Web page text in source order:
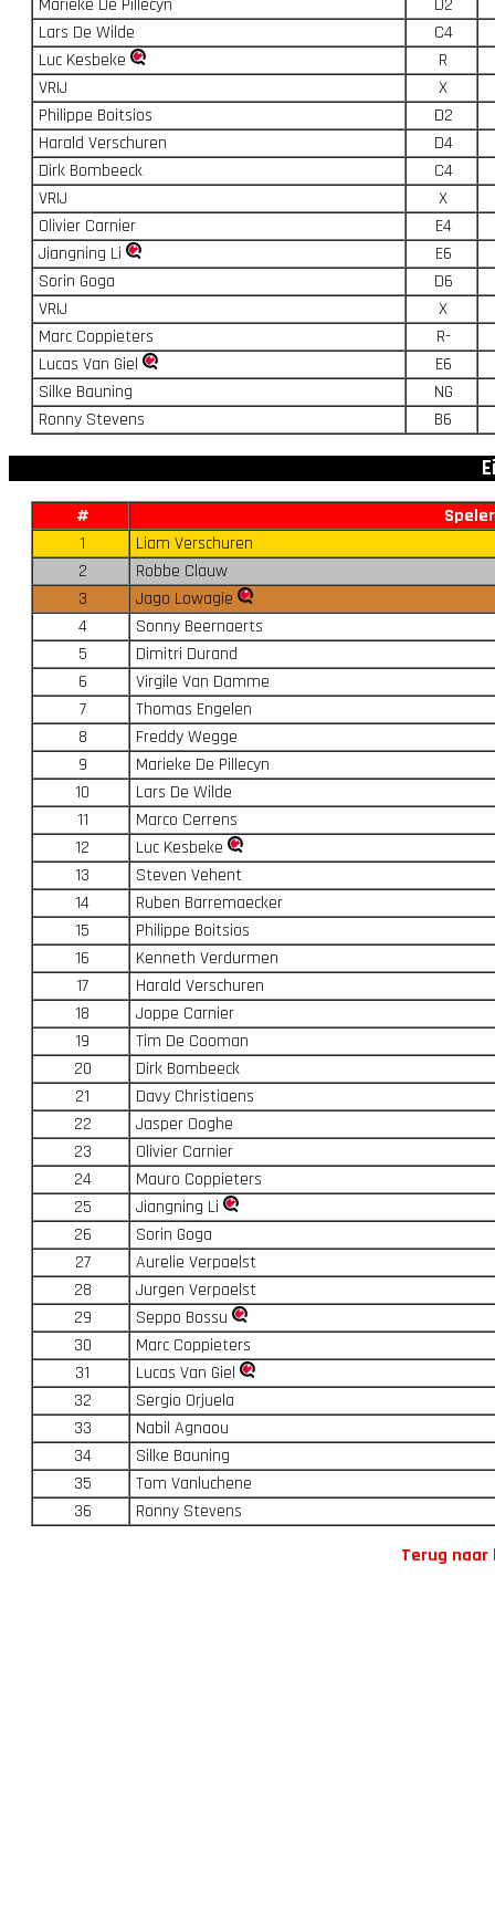
Marieke De Pillecyn
D2
Lars De Wilde
C4
Luc Kesbeke
R
VRIJ
X
Philippe Boitsios
D2
Harald Verschuren
D4
Dirk Bombeeck
C4
VRIJ
X
Olivier Carnier
E4
Jiangning Li
E6
Sorin Goga
D6
VRIJ
X
Marc Coppieters
R-
Lucas Van Giel
E6
Silke Bauning
NG
Ronny Stevens
B6
#
Speler
1
Liam Verschuren
2
Robbe Clauw
3
Jago Lowagie
4
Sonny Beernaerts
5
Dimitri Durand
6
Virgile Van Damme
7
Thomas Engelen
8
Freddy Wegge
9
Marieke De Pillecyn
10
Lars De Wilde
11
Marco Cerrens
12
Luc Kesbeke
13
Steven Vehent
14
Ruben Barremaecker
15
Philippe Boitsios
16
Kenneth Verdurmen
17
Harald Verschuren
18
Joppe Carnier
19
Tim De Cooman
20
Dirk Bombeeck
21
Davy Christiaens
22
Jasper Ooghe
23
Olivier Carnier
24
Mauro Coppieters
25
Jiangning Li
26
Sorin Goga
27
Aurelie Verpaelst
28
Jurgen Verpaelst
29
Seppo Bossu
30
Marc Coppieters
31
Lucas Van Giel
32
Sergio Orjuela
33
Nabil Agnaou
34
Silke Bauning
35
Tom Vanluchene
36
Ronny Stevens
Terug